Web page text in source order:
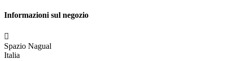
Informazioni sul negozio

Spazio Nagual
Italia